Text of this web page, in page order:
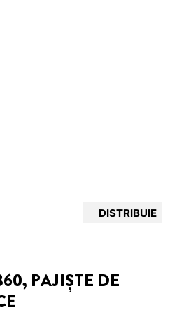
DISTRIBUIE
PAJIȘTE DE